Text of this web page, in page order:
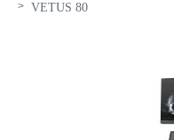
VETUS 80